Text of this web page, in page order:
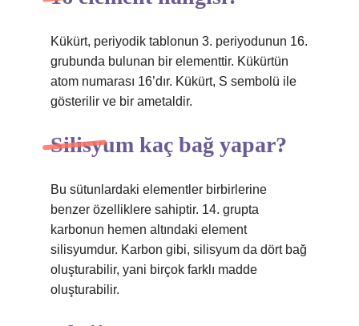
Kükürt, periyodik tablonun 3. periyodunun 16.
grubunda bulunan bir elementtir. Kükürtün
atom numarası 16’dır. Kükürt, S sembolü ile
gösterilir ve bir ametaldir.
Silisyum kaç bağ yapar?
Bu sütunlardaki elementler birbirlerine
benzer özelliklere sahiptir. 14. grupta
karbonun hemen altındaki element
silisyumdur. Karbon gibi, silisyum da dört bağ
oluşturabilir, yani birçok farklı madde
oluşturabilir.